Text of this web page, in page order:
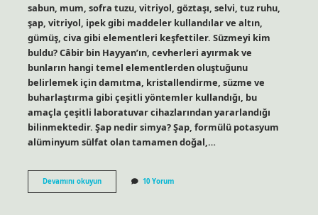
sabun, mum, sofra tuzu, vitriyol, göztaşı, selvi, tuz ruhu,
şap, vitriyol, ipek gibi maddeler kullandılar ve altın,
gümüş, civa gibi elementleri keşfettiler. Süzmeyi kim
buldu? Câbir bin Hayyan’ın, cevherleri ayırmak ve
bunların hangi temel elementlerden oluştuğunu
belirlemek için damıtma, kristallendirme, süzme ve
buharlaştırma gibi çeşitli yöntemler kullandığı, bu
amaçla çeşitli laboratuvar cihazlarından yararlandığı
bilinmektedir. Şap nedir simya? Şap, formülü potasyum
alüminyum sülfat olan tamamen doğal,…
Devamını okuyunAlizarin
Kim
10 Yorum